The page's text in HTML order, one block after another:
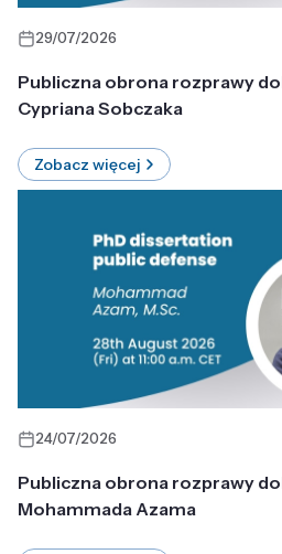
29/07/2026
Publiczna obrona rozprawy
Cypriana Sobczaka
Zobacz więcej
24/07/2026
Publiczna obrona rozprawy
Mohammada Azama